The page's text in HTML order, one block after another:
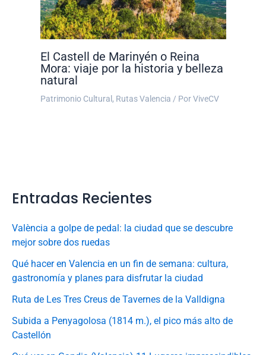
El Castell de Marinyén o Reina
Mora: viaje por la historia y belleza
natural
Patrimonio Cultural, Rutas Valencia / PorViveCV
Entradas Recientes
València a golpe de pedal: la ciudad que se descubre
mejor sobre dos ruedas
Qué hacer en Valencia en un fin de semana: cultura,
gastronomía y planes para disfrutar la ciudad
Ruta de Les Tres Creus de Tavernes de la Valldigna
Subida a Penyagolosa (1814 m.), el pico más alto de
Castellón